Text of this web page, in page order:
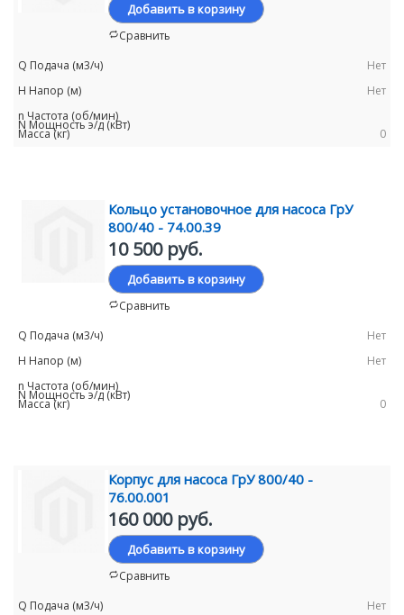
Добавить в корзину
Сравнить
Нет
Нет
0
Кольцо установочное для насоса ГрУ
800/40 - 74.00.39
10 500 руб.
Добавить в корзину
Сравнить
Нет
Нет
0
Корпус для насоса ГрУ 800/40 -
76.00.001
160 000 руб.
Добавить в корзину
Сравнить
Нет